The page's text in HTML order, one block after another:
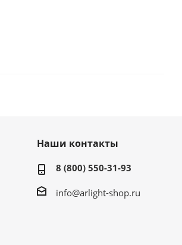
Наши контакты
8 (800) 550-31-93
info@arlight-shop.ru